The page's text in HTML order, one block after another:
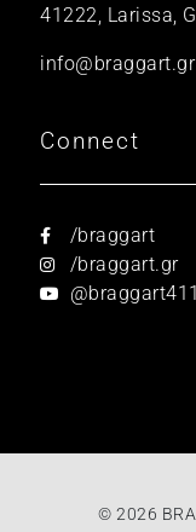
41222, Larissa,
info@braggart.gr
Connect
/braggart
/braggart.gr
© 2026